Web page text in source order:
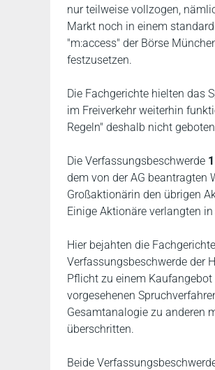
nur teilweise vollzogen,
Markt noch in einem
"m:access" der Börse
festzusetzen.
Die Fachgerichte hielten das
im Freiverkehr weiterhin
Regeln" deshalb nicht
Die Verfassungsbeschwerde
dem von der AG beantragten
Großaktionärin den übrigen
Einige Aktionäre verlangten
Hier bejahten die
Verfassungsbeschwerde der
Pflicht zu einem
vorgesehenen
Gesamtanalogie zu anderen
überschritten.
Beide